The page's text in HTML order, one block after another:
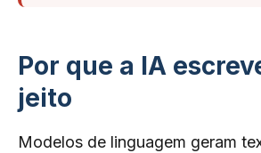
Por que a IA
jeito
Modelos de linguagem geram